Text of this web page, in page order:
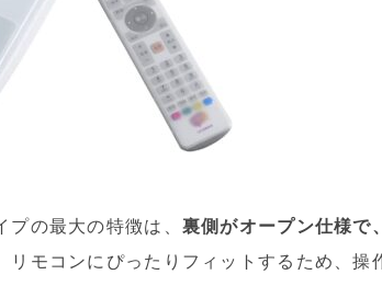
の最大の特徴は、 裏側がオープン仕様で
リモコンにぴったりフィットするため、操